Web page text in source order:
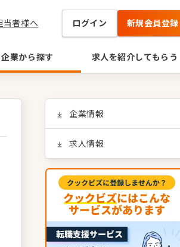
当者様へ ログイン 新規会員登録
企業から探す 求人を紹介してもらう
企業情報
求人情報